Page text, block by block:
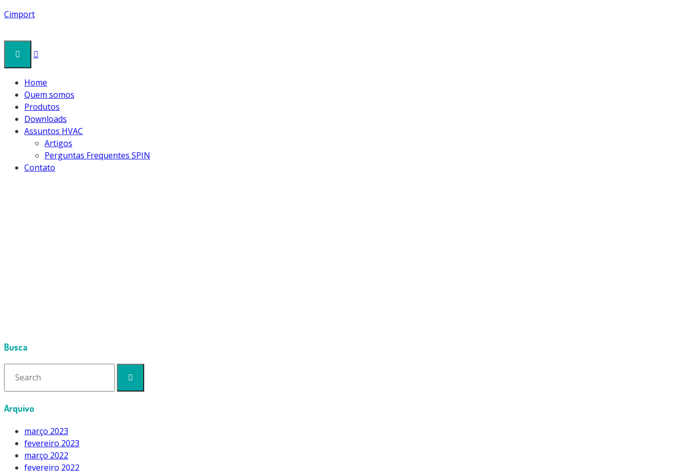
Cimport
Home
Quem somos
Produtos
Downloads
Assuntos HVAC
Artigos
Perguntas Frequentes SPIN
Contato
Busca
for:
Arquivo
março 2023
fevereiro 2023
março 2022
fevereiro 2022